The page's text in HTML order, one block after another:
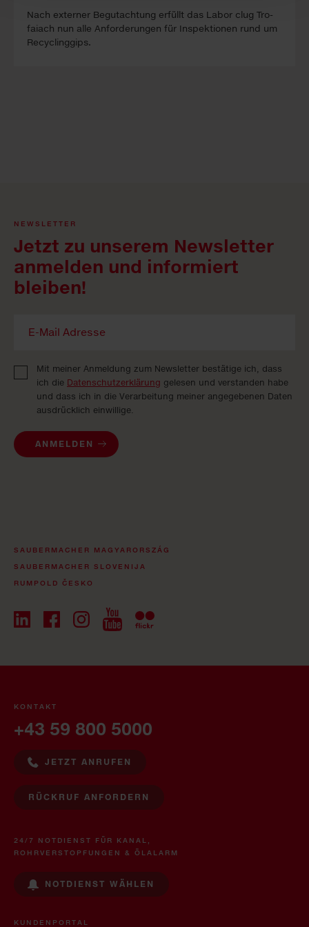
Nach ex­ter­ner Be­gutacht­ung erfüllt das La­bor clug Tro­
faiach nun alle An­forder­ung­en für In­spekt­ion­en rund um
Re­cyc­ling­gips.
NEWSLETTER
Jetzt zu unserem Newsletter
anmelden und informiert
bleiben!
Mit meiner Anmeldung zum Newsletter bestätige ich, dass
ich die Datenschutzerklärung gelesen und verstanden habe
und dass ich in die Verarbeitung meiner angegebenen Daten
ausdrücklich einwillige.
ANMELDEN
SAUBERMACHER MAGYARORSZÁG
SAUBERMACHER SLOVENIJA
RUMPOLD ČESKO
KONTAKT
+43 59 800 5000
JETZT ANRUFEN
RÜCKRUF ANFORDERN
24/7 NOTDIENST FÜR KANAL,
ROHRVERSTOPFUNGEN & ÖLALARM
NOTDIENST WÄHLEN
KUNDENPORTAL